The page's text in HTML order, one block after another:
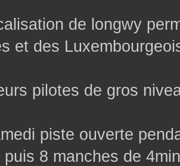
de longwy
et des
pilotes de gros
piste ouverte
puis 8 manches de